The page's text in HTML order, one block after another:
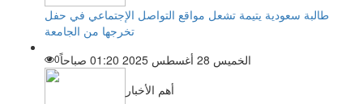
طالبة سعودية يتيمة تشعل مواقع التواصل الإجتماعي في حفل
تخرجها من الجامعة
الخميس 28 أغسطس 2025 01:20 صباحاً
0
أهم الأخبار